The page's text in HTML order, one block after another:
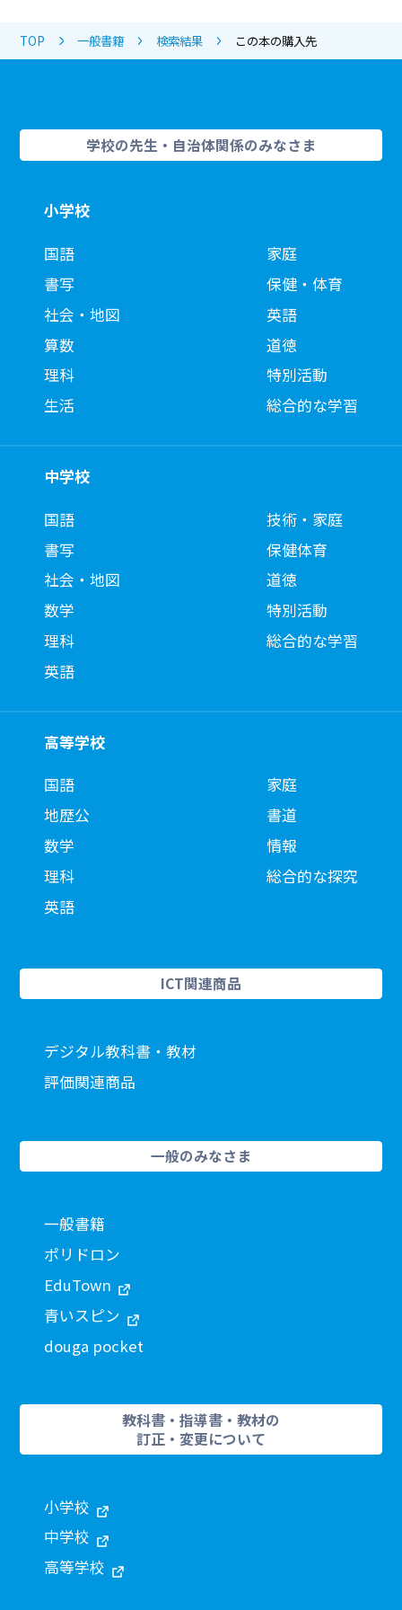
TOP 一般書籍 検索結果 この本の購入先
学校の先生・自治体関係のみなさま
小学校
国語
書写
社会・地図
算数
理科
生活
家庭
保健・体育
英語
道徳
特別活動
総合的な学習
中学校
国語
書写
社会・地図
数学
理科
英語
技術・家庭
保健体育
道徳
特別活動
総合的な学習
高等学校
国語
地歴公
数学
理科
英語
家庭
書道
情報
総合的な探究
ICT関連商品
デジタル教科書・教材
評価関連商品
一般のみなさま
一般書籍
ポリドロン
EduTown
青いスピン
douga pocket
教科書・指導書・教材の
訂正・変更について
小学校
中学校
高等学校